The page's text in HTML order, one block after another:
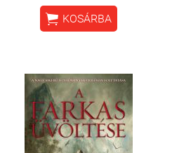
 KOSÁRBA